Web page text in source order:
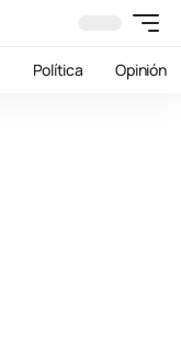
Política Opinión